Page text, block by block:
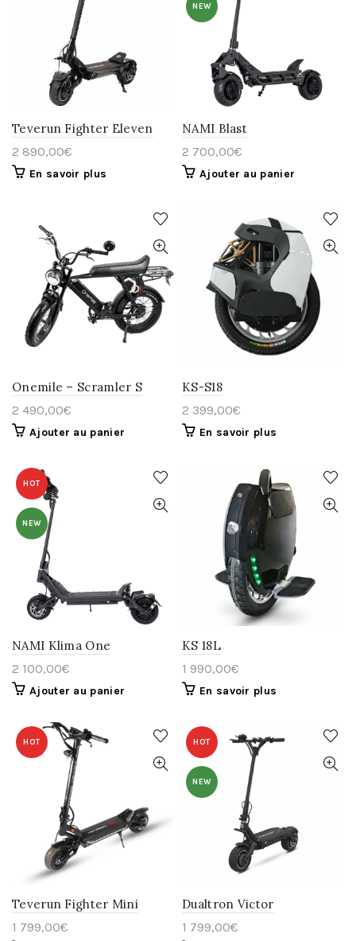
Teverun Fighter Eleven
2 890,00€
En savoir plus
NEW
NAMI Blast
2 700,00€
Ajouter au panier
Onemile – Scramler S
2 490,00€
Ajouter au panier
KS-S18
2 399,00€
En savoir plus
HOT
NEW
NAMI Klima One
2 100,00€
Ajouter au panier
KS 18L
1 990,00€
En savoir plus
HOT
Teverun Fighter Mini
1 799,00€
HOT
NEW
Dualtron Victor
1 799,00€